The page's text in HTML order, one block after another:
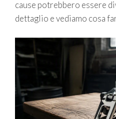
cause potrebbero essere
dettaglio e vediamo cosa